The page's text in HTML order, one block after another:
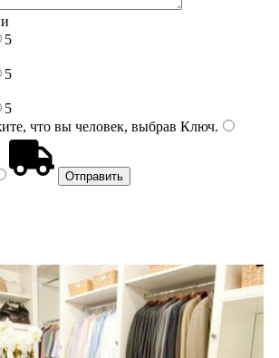
5
5
5
что вы человек, выбрав Ключ.